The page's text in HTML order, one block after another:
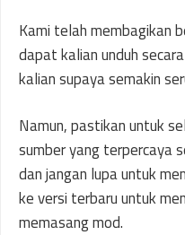
Kami telah membagikan
dapat kalian unduh
kalian supaya semakin
Namun, pastikan untuk
sumber yang terpercaya
dan jangan lupa untuk
ke versi terbaru untuk
memasang mod.